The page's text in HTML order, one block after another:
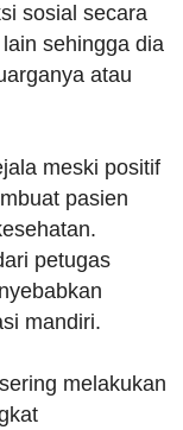
sosial secara
sehingga dia
atau
meski positif
pasien
petugas
mandiri.
melakukan